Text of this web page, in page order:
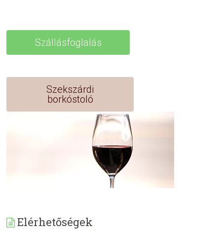
Szállásfoglalás
Szekszárdi
borkóstoló
Elérhetőségek